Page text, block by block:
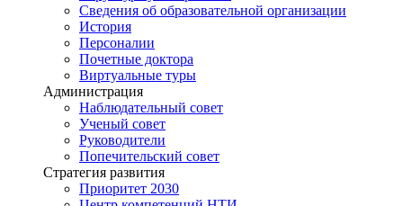
Сведения об образовательной организации
История
Персоналии
Почетные доктора
Виртуальные туры
Администрация
Наблюдательный совет
Ученый совет
Руководители
Попечительский совет
Стратегия развития
Приоритет 2030